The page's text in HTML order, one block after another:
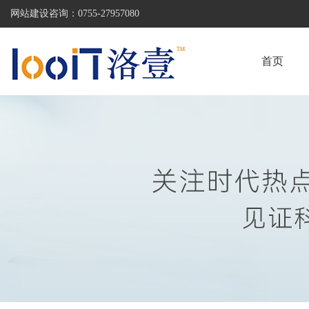
网站建设咨询： 0755-27957080
首页